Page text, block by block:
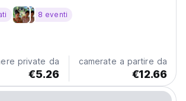
e paesaggi. Amore e buone vibrazioni
a casa!8 eventi
private da
€5.26
camerate a partire da
€12.66